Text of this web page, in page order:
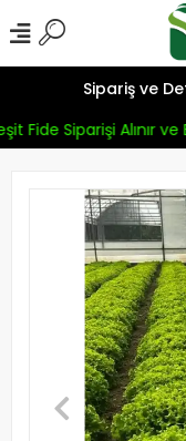
Sipariş ve
Fide Siparişi Alınır